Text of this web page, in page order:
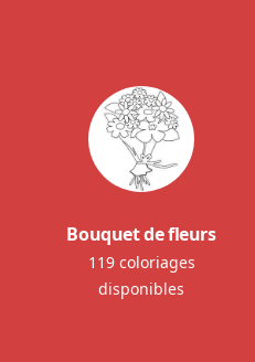
Bouquet de fleurs
119 coloriages
disponibles